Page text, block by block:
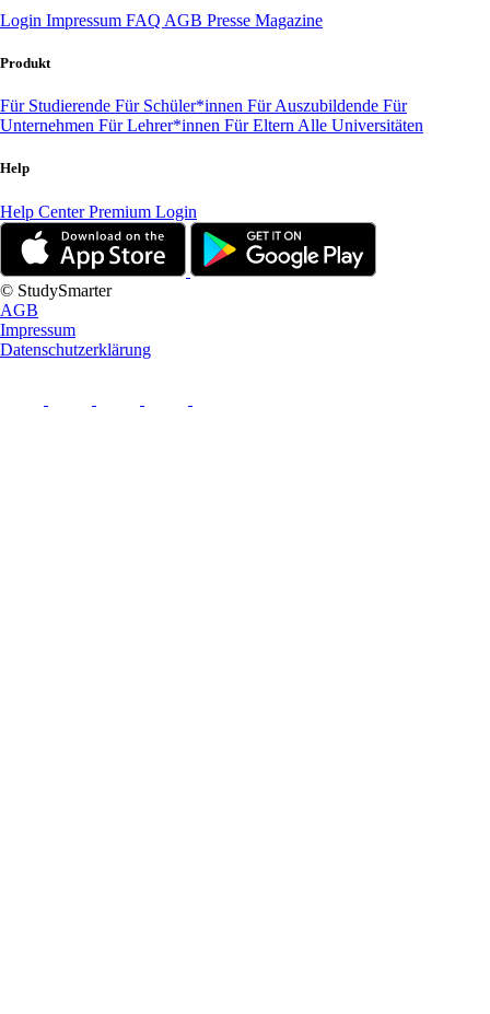
Login Impressum FAQ AGB Presse Magazine
Produkt
Für Studierende Für Schüler*innen Für Auszubildende Für
Unternehmen Für Lehrer*innen Für Eltern Alle Universitäten
Help
Help CenterPremium Login
© StudySmarter
AGB
Impressum
Datenschutzerklärung